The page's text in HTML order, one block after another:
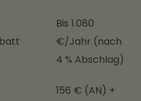
Bis 1.080
€/Jahr (nach
4 % Abschlag)
156 € (AN) +